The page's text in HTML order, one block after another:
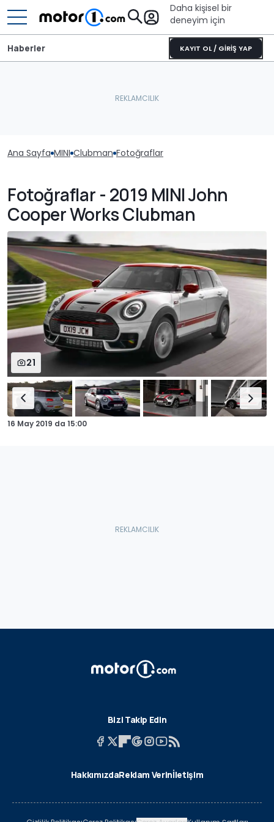
Daha kişisel bir
deneyim için
KAYIT OL / GİRİŞ YAP
Haberler
Ana Sayfa MINI Clubman Fotoğraflar
Fotoğraflar - 2019 MINI John
Cooper Works Clubman
21
16 May 2019 da 15:00
Bizi Takip Edin
HakkımızdaReklam Verinİletişim